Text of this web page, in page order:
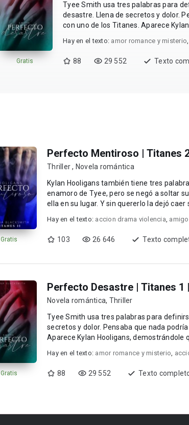
Gratis
Tyee Smith usa tres palabras para
desastre. Llena de secretos y dolor. Pensaba que nada podría ir peor, hasta que se involucra
con uno de los Titanes. Aparece
Hay en el texto: amor romance y misterio,
88 29 552 Texto
Gratis
Perfecto Mentiroso | Titanes
Thriller, Novela romántica
Kylan Hooligans también tiene tres
enamoro de Tyee, pero se negó a soltar
ella en su lugar. Y sin quererlo la dejó caer
Hay en el texto: accion drama violencia,
103 26 646 Texto
Gratis
Perfecto Desastre | Titanes 1 |
Novela romántica, Thriller
Tyee Smith usa tres palabras para
secretos y dolor. Pensaba que nada podría ir peor, hasta que se involucra con uno de los Titanes.
Aparece Kylan Hooligans, demostrándole
Hay en el texto: amor romance y misterio,
88 29 552 Texto